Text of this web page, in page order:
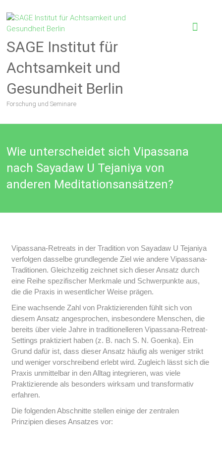
SAGE Institut für
Achtsamkeit und
Gesundheit Berlin
Forschung und Seminare
Wie unterscheidet sich Vipassana
nach Sayadaw U Tejaniya von
anderen Meditationsansätzen?
Vipassana-Retreats in der Tradition von Sayadaw U Tejaniya
verfolgen dasselbe grundlegende Ziel wie andere Vipassana-
Traditionen. Gleichzeitig zeichnet sich dieser Ansatz durch
eine Reihe spezifischer Merkmale und Schwerpunkte aus,
die die Praxis in wesentlicher Weise prägen.
Eine wachsende Zahl von Praktizierenden fühlt sich von
diesem Ansatz angesprochen, insbesondere Menschen, die
bereits über viele Jahre in traditionelleren Vipassana-Retreat-
Settings praktiziert haben (z. B. nach S. N. Goenka). Ein
Grund dafür ist, dass dieser Ansatz häufig als weniger strikt
und weniger vorschreibend erlebt wird. Zugleich lässt sich die
Praxis unmittelbar in den Alltag integrieren, was viele
Praktizierende als besonders wirksam und transformativ
erfahren.
Die folgenden Abschnitte stellen einige der zentralen
Prinzipien dieses Ansatzes vor: